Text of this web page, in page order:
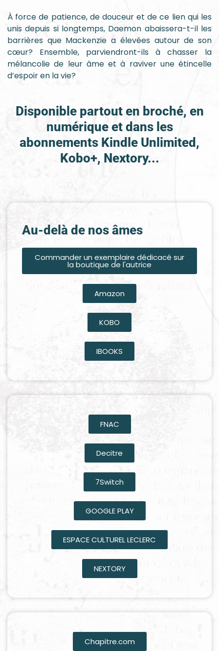
À force de patience, de douceur et de ce lien qui les
unis depuis si longtemps, Daemon abaissera-t-il les
barrières que Mackenzie a élevées autour de son
cœur? Ensemble, parviendront-ils à chasser la
mélancolie de leur âme et à raviver une étincelle
d’espoir en la vie?
Disponible partout en broché, en
numérique et dans les
abonnements Kindle Unlimited,
Kobo+, Nextory...
Au-delà de nos âmes
Commander un exemplaire dédicacé sur
la boutique de l'autrice
Amazon
KOBO
IBOOKS
FNAC
Decitre
7Switch
GOOGLE PLAY
ESPACE CULTUREL LECLERC
NEXTORY
Chapitre.com